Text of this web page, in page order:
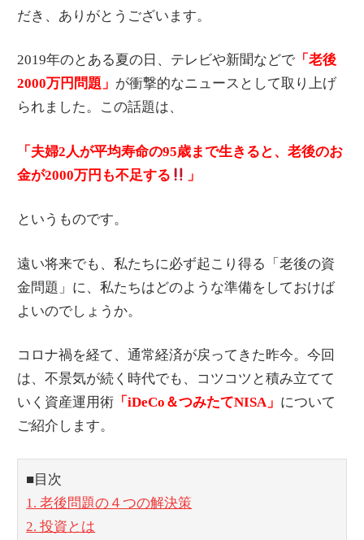
だき、ありがとうございます。
2019年のとある夏の日、テレビや新聞などで 「老後
2000万円問題」 が衝撃的なニュースとして取り上げ
られました。この話題は、
「夫婦2人が平均寿命の95歳まで生きると、老後のお
金が2000万円も不足する
」
というものです。
遠い将来でも、私たちに必ず起こり得る「老後の資
金問題」に、私たちはどのような準備をしておけば
よいのでしょうか。
コロナ禍を経て、通常経済が戻ってきた昨今。今回
は、不景気が続く時代でも、コツコツと積み立てて
いく資産運用術 「iDeCo＆つみたてNISA」 について
ご紹介します。
■目次
1. 老後問題の４つの解決策
2. 投資とは